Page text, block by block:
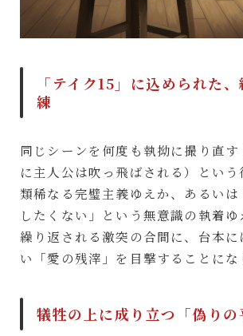
「テイク15」に込められた
練
同じシーンを何度も執拗に撮り直
に主人公は吹っ飛ばされる）という
類稀なる完璧主義ゆえか、あるいは
したくない」という無意識の執着ゆ
繰り返される激突の合間に、台本に
い「愛の残滓」を目撃することにな
犠牲の上に成り立つ「偽りの